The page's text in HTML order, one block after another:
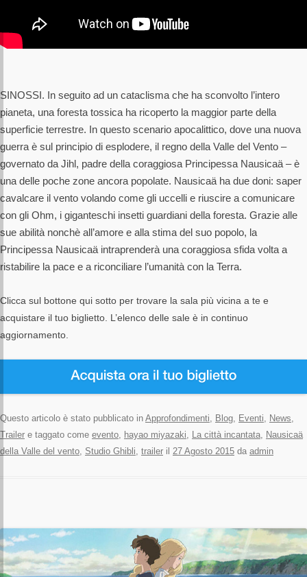
SINOSSI. In seguito ad un cataclisma che ha sconvolto l’intero
pianeta, una foresta tossica ha ricoperto la maggior parte della
superficie terrestre. In questo scenario apocalittico, dove una nuova
guerra è sul principio di esplodere, il regno della Valle del Vento –
governato da Jihl, padre della coraggiosa Principessa Nausicaä – è
una delle poche zone ancora popolate. Nausicaä ha due doni: saper
cavalcare il vento volando come gli uccelli e riuscire a comunicare
con gli Ohm, i giganteschi insetti guardiani della foresta. Grazie alle
sue abilità nonchè all’amore e alla stima del suo popolo, la
Principessa Nausicaä intraprenderà una coraggiosa sfida volta a
ristabilire la pace e a riconciliare l’umanità con la Terra.
Clicca sul bottone qui sotto per trovare la sala più vicina a te e
acquistare il tuo biglietto. L’elenco delle sale è in continuo
aggiornamento.
Questo articolo è stato pubblicato in Approfondimenti Blog Eventi News
Trailer e taggato come evento hayao miyazaki La città incantata Nausicaä
della Valle del vento Studio Ghibli trailer il 27 Agosto 2015 da admin